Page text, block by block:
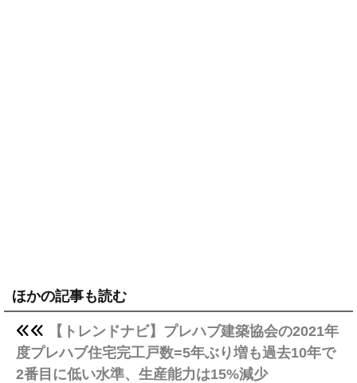
ほかの記事も読む
【トレンドナビ】プレハブ建築協会の2021年
度プレハブ住宅完工戸数=5年ぶり増も過去10年で
2番目に低い水準、生産能力は15%減少